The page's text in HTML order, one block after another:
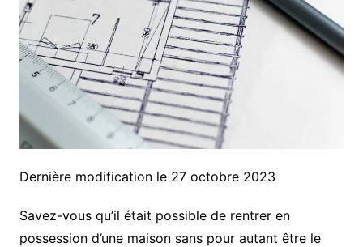
Dernière modification le 27 octobre 2023
Savez-vous qu’il était possible de rentrer en
possession d’une maison sans pour autant être le